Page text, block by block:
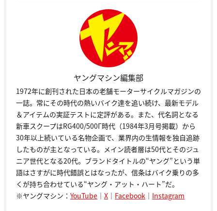
ヤングマシン編集部
1972年に創刊された日本の老舗モーターサイクルマガジンの
一誌。常にその時代の熱いバイク達を追い続け、最新モデル
＆アイテムの実証テストに定評がある。また、代名詞となる
新車スクープはRG400/500Γ時代（1984年3月号掲載）から
30年以上続いている名物企画で、業界内の生情報を独自追跡
したものが主となっている。メイン読者層は50代とそのジュ
ニア世代となる20代。ブランドタイトルの“ヤング”という単
語はさすがに時代錯誤とはなったが、信条はバイク乗りの多
くが持ち合わせている“ヤング・アット・ハート”だ。
※ヤングマシン： YouTube ｜ X ｜ Facebook ｜ Instagram